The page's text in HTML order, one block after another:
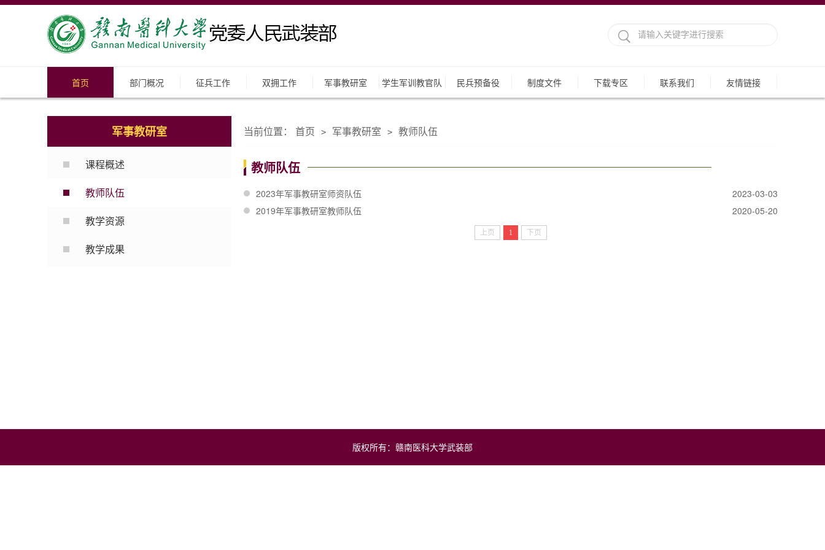
首页 部门概况 征兵工作 双拥工作 军事教研室 学生军训教官队 民兵预备役 制度文件 下载专区 联系我们 友情链接
军事教研室
课程概述
教师队伍
教学资源
教学成果
当前位置： 首页 > 军事教研室 > 教师队伍
教师队伍
2023-03-03
2023年军事教研室师资队伍
2020-05-20
2019年军事教研室教师队伍
上页 1 下页
版权所有：赣南医科大学武装部